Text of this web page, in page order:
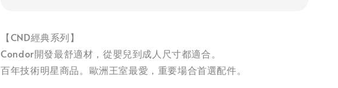
【CND經典系列】
Condor開發最舒適材，從嬰兒到成人尺寸都適合。
百年技術明星商品。歐洲王室最愛，重要場合首選配件。